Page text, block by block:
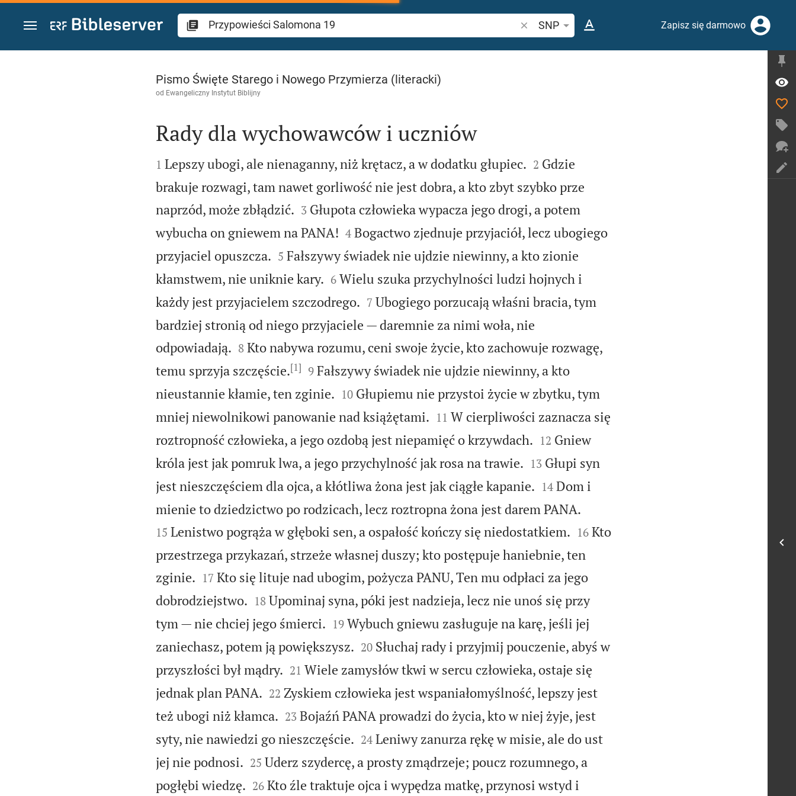
Przejdź do treści
Szukaj wersetu lub słowa biblijnego
SNP Zapisz się darmowo
Przypowieści Salomona 19
Pismo Święte Starego i Nowego Przymierza (literacki)
od Ewangeliczny Instytut Biblijny

Rady dla wychowawców i uczniów

1 Lepszy ubogi, ale nienaganny, niż krętacz, a w dodatku głupiec.
2 Gdzie
brakuje rozwagi, tam nawet gorliwość nie jest dobra, a kto zbyt szybko prze
naprzód, może zbłądzić.
3 Głupota człowieka wypacza jego drogi, a potem
wybucha on gniewem na PANA!
4 Bogactwo zjednuje przyjaciół, lecz ubogiego
przyjaciel opuszcza.
5 Fałszywy świadek nie ujdzie niewinny, a kto zionie
kłamstwem, nie uniknie kary.
6 Wielu szuka przychylności ludzi hojnych i
każdy jest przyjacielem szczodrego.
7 Ubogiego porzucają właśni bracia, tym
bardziej stronią od niego przyjaciele — daremnie za nimi woła, nie
odpowiadają.
8 Kto nabywa rozumu, ceni swoje życie, kto zachowuje rozwagę,
temu sprzyja szczęście.[1]
9 Fałszywy świadek nie ujdzie niewinny, a kto
nieustannie kłamie, ten zginie.
10 Głupiemu nie przystoi życie w zbytku, tym
mniej niewolnikowi panowanie nad książętami.
11 W cierpliwości zaznacza się
roztropność człowieka, a jego ozdobą jest niepamięć o krzywdach.
12 Gniew
króla jest jak pomruk lwa, a jego przychylność jak rosa na trawie.
13 Głupi syn
jest nieszczęściem dla ojca, a kłótliwa żona jest jak ciągłe kapanie.
14 Dom i
mienie to dziedzictwo po rodzicach, lecz roztropna żona jest darem PANA.
15 Lenistwo pogrąża w głęboki sen, a ospałość kończy się niedostatkiem.
16 Kto
przestrzega przykazań, strzeże własnej duszy; kto postępuje haniebnie, ten
zginie.
17 Kto się lituje nad ubogim, pożycza PANU, Ten mu odpłaci za jego
dobrodziejstwo.
18 Upominaj syna, póki jest nadzieja, lecz nie unoś się przy
tym — nie chciej jego śmierci.
19 Wybuch gniewu zasługuje na karę, jeśli jej
zaniechasz, potem ją powiększysz.
20 Słuchaj rady i przyjmij pouczenie, abyś w
przyszłości był mądry.
21 Wiele zamysłów tkwi w sercu człowieka, ostaje się
jednak plan PANA.
22 Zyskiem człowieka jest wspaniałomyślność, lepszy jest
też ubogi niż kłamca.
23 Bojaźń PANA prowadzi do życia, kto w niej żyje, jest
syty, nie nawiedzi go nieszczęście.
24 Leniwy zanurza rękę w misie, ale do ust
jej nie podnosi.
25 Uderz szydercę, a prosty zmądrzeje; poucz rozumnego, a
pogłębi wiedzę.
26 Kto źle traktuje ojca i wypędza matkę, przynosi wstyd i